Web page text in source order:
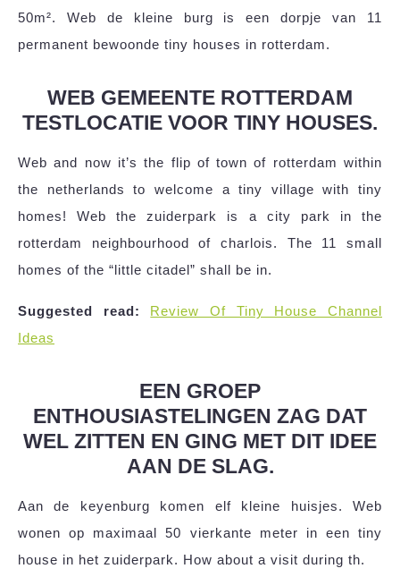
50m². Web de kleine burg is een dorpje van 11
permanent bewoonde tiny houses in rotterdam.
WEB GEMEENTE ROTTERDAM
TESTLOCATIE VOOR TINY HOUSES.
Web and now it’s the flip of town of rotterdam within
the netherlands to welcome a tiny village with tiny
homes! Web the zuiderpark is a city park in the
rotterdam neighbourhood of charlois. The 11 small
homes of the “little citadel” shall be in.
Suggested read:
Review Of Tiny House Channel
Ideas
EEN GROEP
ENTHOUSIASTELINGEN ZAG DAT
WEL ZITTEN EN GING MET DIT IDEE
AAN DE SLAG.
Aan de keyenburg komen elf kleine huisjes. Web
wonen op maximaal 50 vierkante meter in een tiny
house in het zuiderpark. How about a visit during th.